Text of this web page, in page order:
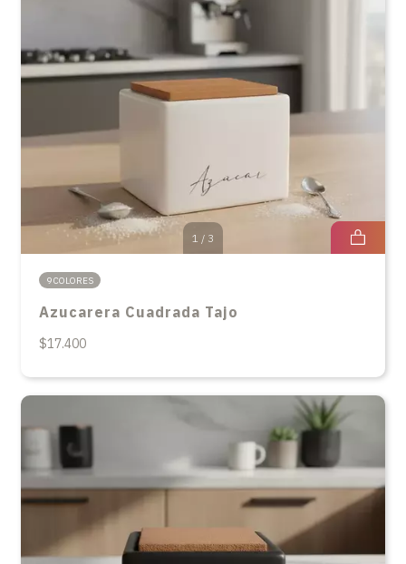
1 / 3
9 COLORES
Azucarera Cuadrada Tajo
$17.400